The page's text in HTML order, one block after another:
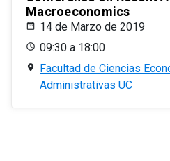
Macroeconomics
14 de Marzo de 2019
09:30 a 18:00
Facultad de Ciencias
Administrativas UC